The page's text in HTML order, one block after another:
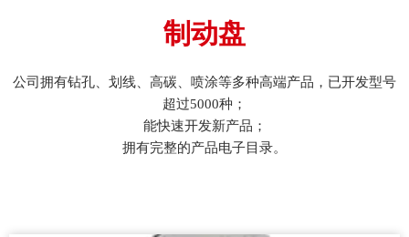
制动盘
公司拥有钻孔、划线、高碳、喷涂等多种高端产品，已开发型号
超过5000种；
能快速开发新产品；
拥有完整的产品电子目录。